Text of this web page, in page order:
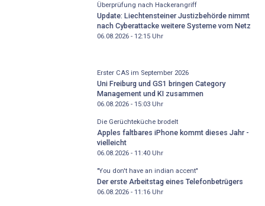
Überprüfung nach Hackerangriff
Update: Liechtensteiner Justizbehörde nimmt
nach Cyberattacke weitere Systeme vom Netz
06.08.2026 - 12:15Uhr
Erster CAS im September 2026
Uni Freiburg und GS1 bringen Category
Management und KI zusammen
06.08.2026 - 15:03Uhr
Die Gerüchteküche brodelt
Apples faltbares iPhone kommt dieses Jahr -
vielleicht
06.08.2026 - 11:40Uhr
"You don't have an indian accent"
Der erste Arbeitstag eines Telefonbetrügers
06.08.2026 - 11:16Uhr